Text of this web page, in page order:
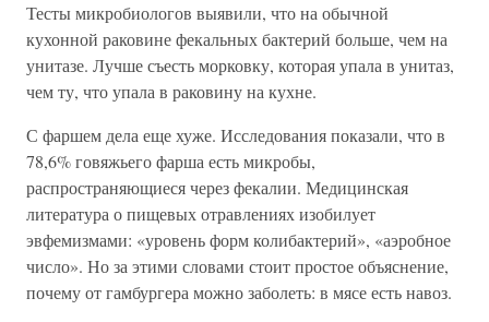
Тесты микробиологов выявили, что на обычной
кухонной раковине фекальных бактерий больше, чем на
унитазе. Лучше съесть морковку, которая упала в унитаз,
чем ту, что упала в раковину на кухне.
С фаршем дела еще хуже. Исследования показали, что в
78,6% говяжьего фарша есть микробы,
распространяющиеся через фекалии. Медицинская
литература о пищевых отравлениях изобилует
эвфемизмами: «уровень форм колибактерий», «аэробное
число». Но за этими словами стоит простое объяснение,
почему от гамбургера можно заболеть: в мясе есть навоз.